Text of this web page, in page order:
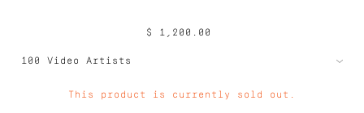
$ 1,200.00
This product is currently sold out.